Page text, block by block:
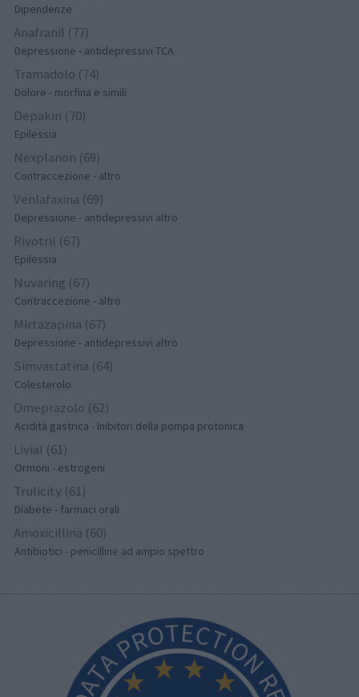
Dipendenze
Anafranil (77)
Depressione - antidepressivi TCA
Tramadolo (74)
Dolore - morfina e simili
Depakin (70)
Epilessia
Nexplanon (69)
Contraccezione - altro
Venlafaxina (69)
Depressione - antidepressivi altro
Rivotril (67)
Epilessia
Nuvaring (67)
Contraccezione - altro
Mirtazapina (67)
Depressione - antidepressivi altro
Simvastatina (64)
Colesterolo
Omeprazolo (62)
Acidità gastrica - Inibitori della pompa protonica
Livial (61)
Ormoni - estrogeni
Trulicity (61)
Diabete - farmaci orali
Amoxicillina (60)
Antibiotici - penicilline ad ampio spettro